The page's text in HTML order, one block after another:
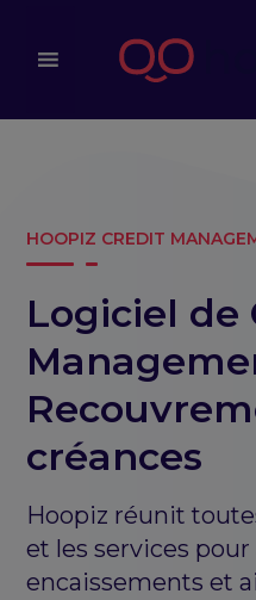
HOOPIZ CREDIT
Logiciel de
créances
Hoopiz réunit
et les services pour
encaissements et